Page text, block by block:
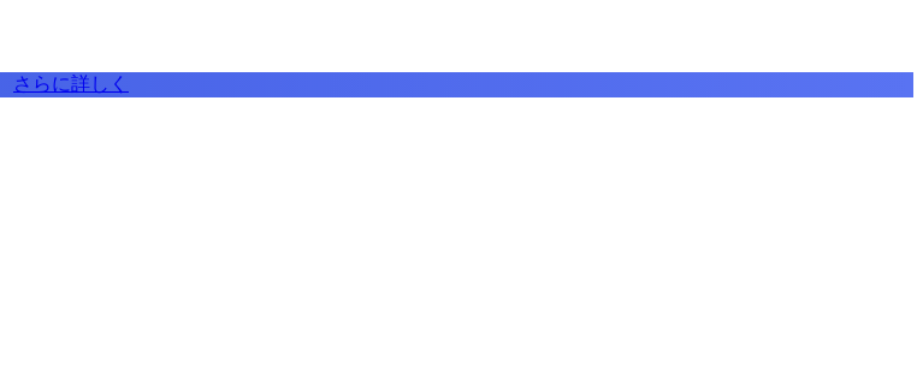
さらに詳しく